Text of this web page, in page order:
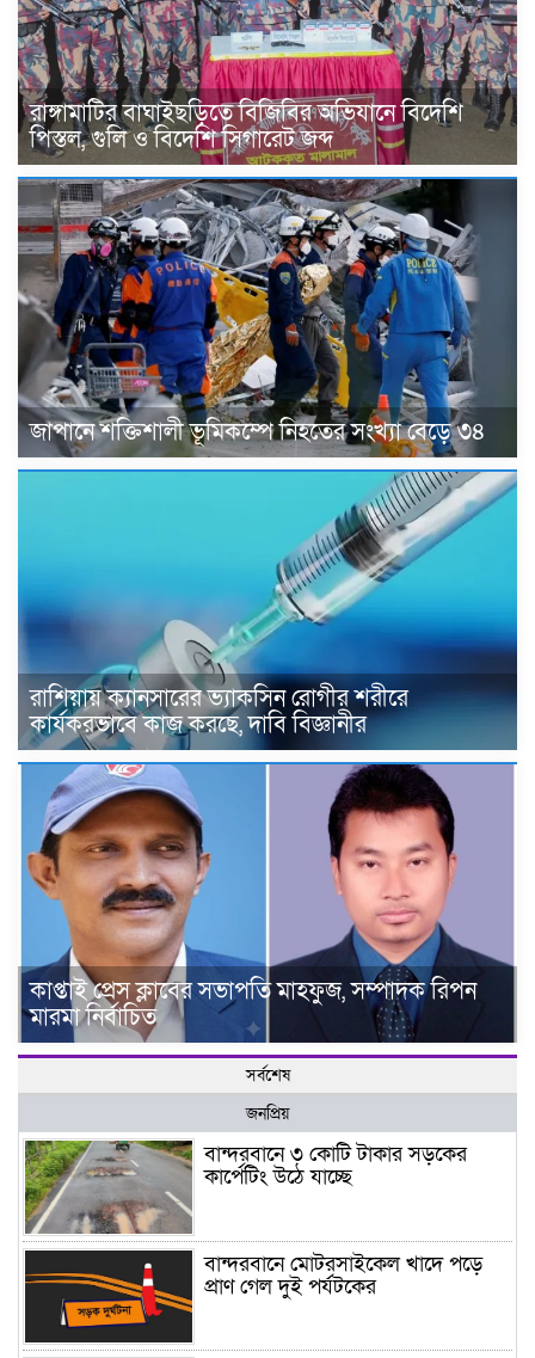
রাঙ্গামাটির বাঘাইছড়িতে বিজিবির অভিযানে বিদেশি
পিস্তল, গুলি ও বিদেশি সিগারেট জব্দ
জাপানে শক্তিশালী ভূমিকম্পে নিহতের সংখ্যা বেড়ে ৩৪
রাশিয়ায় ক্যানসারের ভ্যাকসিন রোগীর শরীরে
কার্যকরভাবে কাজ করছে, দাবি বিজ্ঞানীর
কাপ্তাই প্রেস ক্লাবের সভাপতি মাহফুজ, সম্পাদক রিপন
মারমা নির্বাচিত
সর্বশেষ
জনপ্রিয়
বান্দরবানে ৩ কোটি টাকার সড়কের
কার্পেটিং উঠে যাচ্ছে
বান্দরবানে মোটরসাইকেল খাদে পড়ে
প্রাণ গেল দুই পর্যটকের